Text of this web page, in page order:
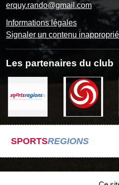
erquy.rando@gmail.com
Informations légales
Signaler un contenu inapproprié
Les partenaires du club
SPORTSREGIONS